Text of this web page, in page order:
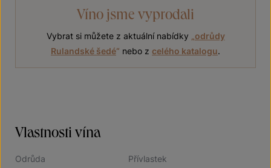
Víno jsme vyprodali
Vybrat si můžete z aktuální nabídky
odrůdy
Rulandské šedé“ nebo z celého katalogu.
Vlastnosti vína
Odrůda
Přívlastek